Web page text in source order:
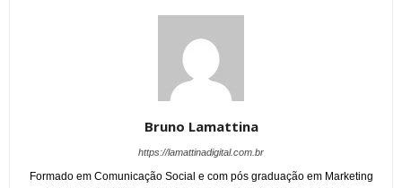
Bruno Lamattina
https://lamattinadigital.com.br
Formado em Comunicação Social e com pós graduação em Marketing